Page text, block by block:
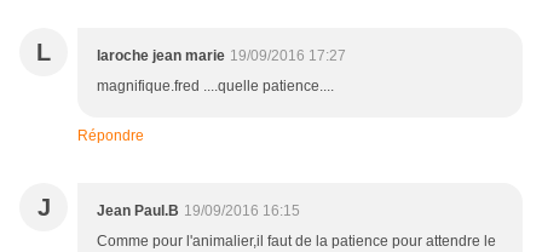
L laroche jean marie 19/09/2016 17:27
magnifique.fred ....quelle patience....
Répondre
J Jean Paul.B 19/09/2016 16:15
Comme pour l'animalier,il faut de la patience pour attendre le